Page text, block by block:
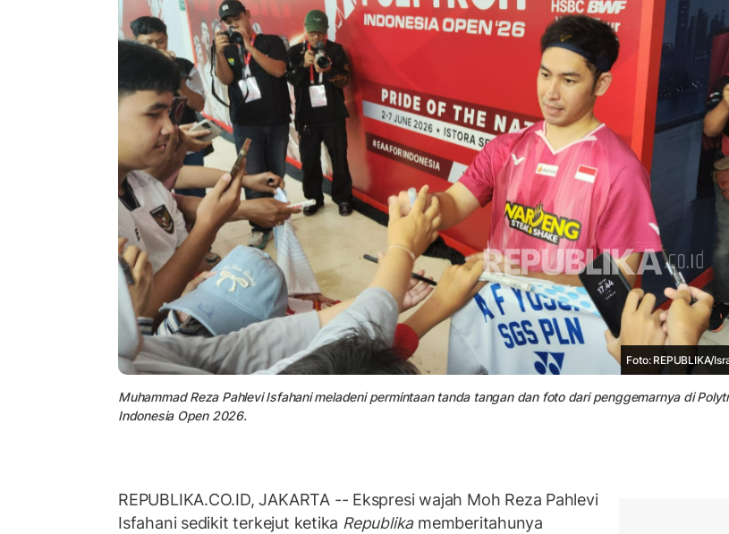
Foto: REPUBLIKA/
Muhammad Reza Pahlevi Isfahani meladeni permintaan tanda tangan dan foto dari penggemarnya di
Indonesia Open 2026.
REPUBLIKA.CO.ID, JAKARTA -- Ekspresi wajah Moh Reza Pahlevi
Isfahani sedikit terkejut ketika Republikamemberitahunya